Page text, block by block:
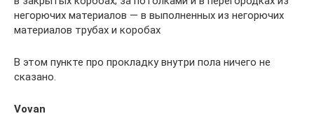
негорючих материалов — в выполненных из негорючих
материалов трубах и коробах
В этом пункте про прокладку внутри пола ничего не
сказано.
Vovan